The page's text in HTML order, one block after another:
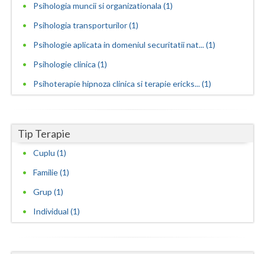
Neamt
Salaj
Sibiu
Suceava
Teleorman
Tulcea
Psihologia muncii si organizationala (1)
Psihologia transporturilor (1)
Psihologie aplicata in domeniul securitatii nat... (1)
Psihologie clinica (1)
Psihoterapie hipnoza clinica si terapie ericks... (1)
Tip Terapie
Cuplu (1)
Familie (1)
Grup (1)
Individual (1)